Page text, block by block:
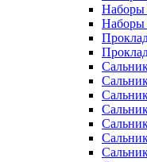
Наборы
Наборы